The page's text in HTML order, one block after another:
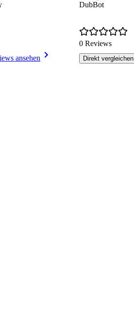
ansehen
DubBot
0 Reviews
Direkt vergleichen